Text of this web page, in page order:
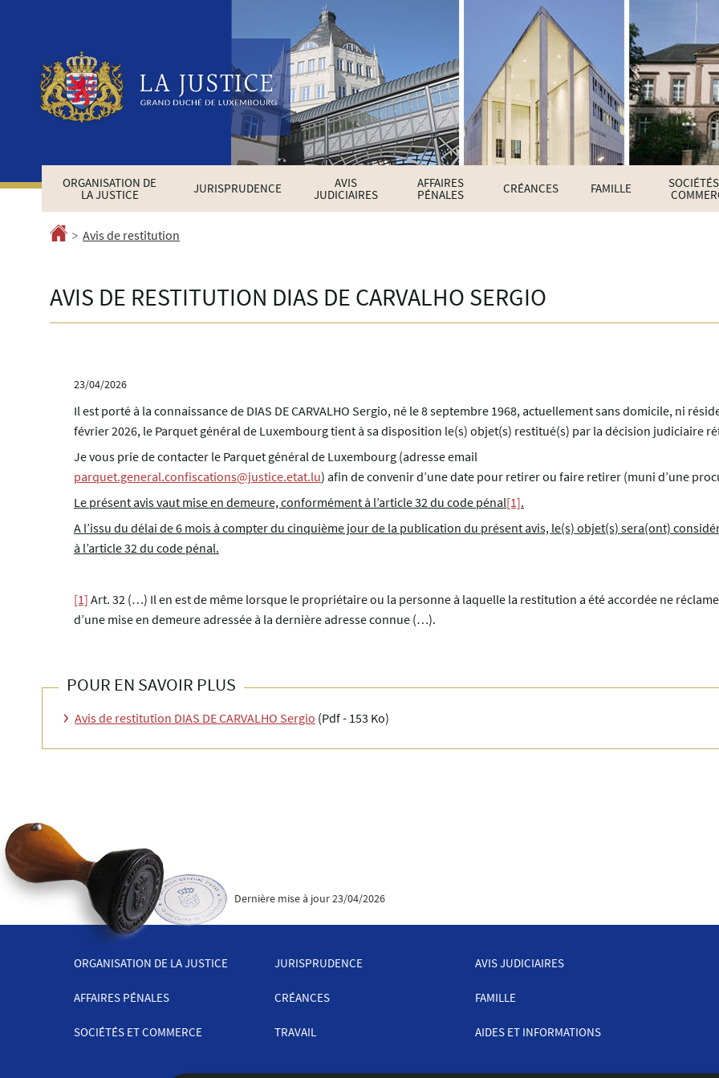
navigation
ORGANISATION DE
LA JUSTICE JURISPRUDENCE AVIS
JUDICIAIRES
AFFAIRES
PÉNALES CRÉANCES FAMILLE
Accueil
> Avis de restitution
AVIS DE RESTITUTION DIAS DE CARVALHO SERGIO
23/04/2026
Il est porté à la connaissance de DIAS DE CARVALHO Sergio, né le 8 septembre 1968, actuellement sans domicile, ni
février 2026, le Parquet général de Luxembourg tient à sa disposition le(s) objet(s) restitué(s) par la décision judiciaire
Je vous prie de contacter le Parquet général de Luxembourg (adresse email
parquet.general.confiscations@justice.etat.lu) afin de convenir d’une date pour retirer ou faire retirer (muni d’une
Le présent avis vaut mise en demeure, conformément à l’article 32 du code pénal[1].
A l’issu du délai de 6 mois à compter du cinquième jour de la publication du présent avis, le(s) objet(s) sera(ont)
à l’article 32 du code pénal.
[1] Art. 32 (…) Il en est de même lorsque le propriétaire ou la personne à laquelle la restitution a été accordée ne
d’une mise en demeure adressée à la dernière adresse connue (…).
POUR EN SAVOIR PLUS
Avis de restitution DIAS DE CARVALHO Sergio (Pdf - 153 Ko)
Dernière mise à jour23/04/2026
MENU
DE
ORGANISATION DE LA JUSTICE JURISPRUDENCE AVIS JUDICIAIRES
AFFAIRES PÉNALES CRÉANCES FAMILLE
SOCIÉTÉS ET COMMERCE TRAVAIL AIDES ET INFORMATIONS